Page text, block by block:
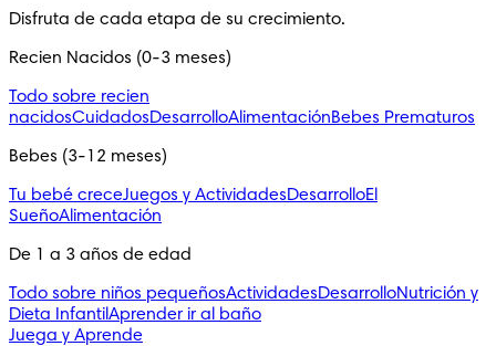
Disfruta de cada etapa de su crecimiento.
Recien Nacidos (0-3 meses)
Todo sobre recien
nacidosCuidadosDesarrolloAlimentaciónBebes Prematuros
Bebes (3-12 meses)
Tu bebé creceJuegos y ActividadesDesarrolloEl
SueñoAlimentación
De 1 a 3 años de edad
Todo sobre niños pequeñosActividadesDesarrolloNutrición y
Dieta InfantilAprender ir al baño
Juega y Aprende